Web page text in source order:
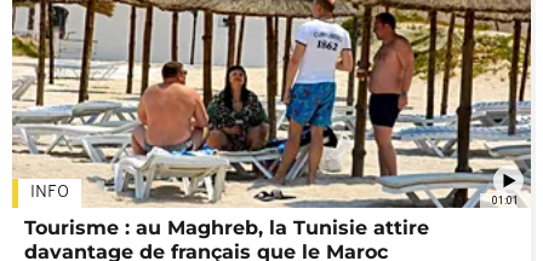
01:01
INFO
Tourisme : au Maghreb, la Tunisie attire
davantage de français que le Maroc